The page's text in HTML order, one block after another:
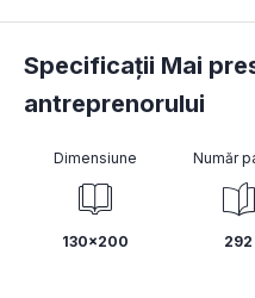
Specificații Mai
antreprenorului
Dimensiune
130x200
Număr
292